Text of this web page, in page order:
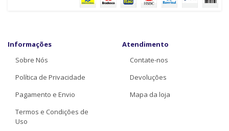
Informações
Sobre Nós
Política de Privacidade
Pagamento e Envio
Termos e Condições de
Uso
Atendimento
Contate-nos
Devoluções
Mapa da loja